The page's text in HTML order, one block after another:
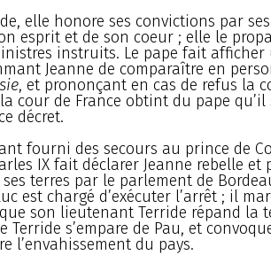
elle honore ses convictions par
esprit et de son coeur ; elle le
instruits. Le pape fait afficher
Jeanne de comparaître en
, et prononçant en cas de refus la
cour de France obtint du pape
décret.
fourni des secours au prince de
IX fait déclarer Jeanne rebelle et
terres par le parlement de
est chargé d’exécuter l’arrêt ; il
son lieutenant Terride répand la
Terride s’empare de Pau, et
l’envahissement du pays.